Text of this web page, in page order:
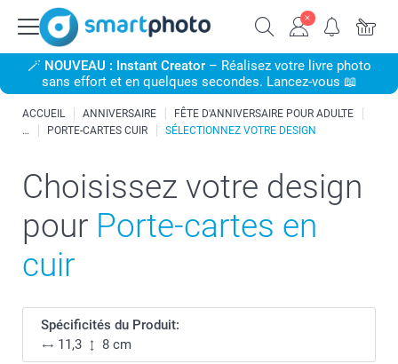
🪄 NOUVEAU : Instant Creator– Réalisez votre livre photo
sans effort et en quelques secondes. Lancez-vous 📖
ACCUEIL ANNIVERSAIRE
FÊTE D'ANNIVERSAIRE POUR ADULTE
PORTE-CARTES CUIR
SÉLECTIONNEZ VOTRE DESIGN
Choisissez votre design
pour Porte-cartes en
cuir
Spécificités du Produit:
11,3
8 cm